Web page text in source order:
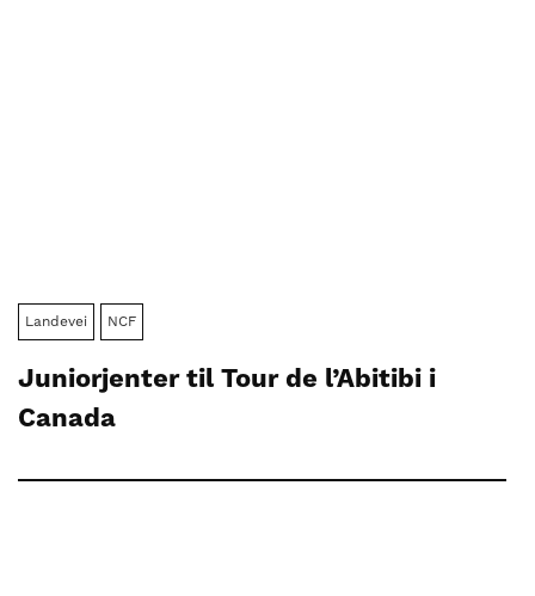
Landevei NCF
Juniorjenter til Tour de l’Abitibi i
Canada